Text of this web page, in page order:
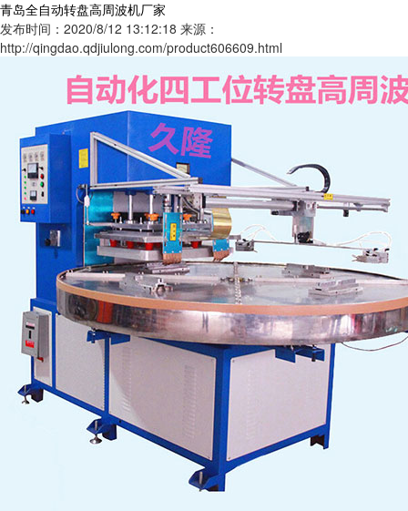
青岛全自动转盘高周波机厂家
发布时间：2020/8/12 13:12:18 来源：
http://qingdao.qdjiulong.com/product606609.html